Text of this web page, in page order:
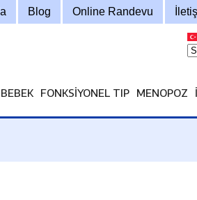
Blog Online Randevu
FONKSIYONEL TIP MENOPOZ